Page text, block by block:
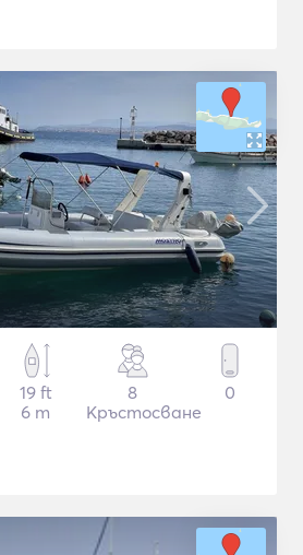
19 ft
6 m
8
Кръстосване
0